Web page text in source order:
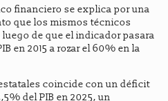
financiero se explica por una
que los mismos técnicos
de que el indicador pasara
en 2015 a rozar el 60% en la
coincide con un déficit
del PIB en 2025, un